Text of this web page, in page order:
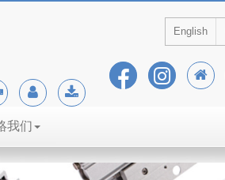
English
我们